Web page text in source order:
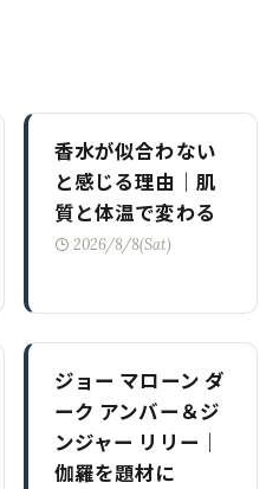
香水が似合わない
と感じる理由｜肌
質と体温で変わる
2026/8/8(Sat)
ジョー マローン ダ
ーク アンバー＆ジ
ンジャー リリー｜
伽羅を題材に